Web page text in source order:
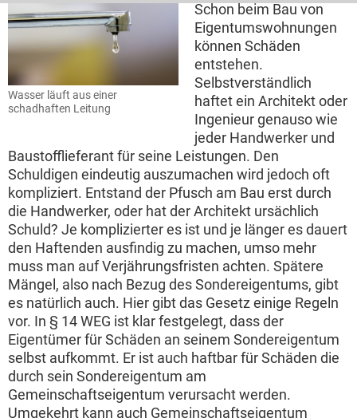
Wasser läuft aus einer
schadhaften Leitung
Schon beim Bau von
Eigentumswohnungen
können Schäden
entstehen.
Selbstverständlich
haftet ein Architekt oder
Ingenieur genauso wie
jeder Handwerker und
Baustofflieferant für seine Leistungen. Den
Schuldigen eindeutig auszumachen wird jedoch oft
kompliziert. Entstand der Pfusch am Bau erst durch
die Handwerker, oder hat der Architekt ursächlich
Schuld? Je komplizierter es ist und je länger es dauert
den Haftenden ausfindig zu machen, umso mehr
muss man auf Verjährungsfristen achten. Spätere
Mängel, also nach Bezug des Sondereigentums, gibt
es natürlich auch. Hier gibt das Gesetz einige Regeln
vor. In § 14 WEG ist klar festgelegt, dass der
Eigentümer für Schäden an seinem Sondereigentum
selbst aufkommt. Er ist auch haftbar für Schäden die
durch sein Sondereigentum am
Gemeinschaftseigentum verursacht werden.
Umgekehrt kann auch Gemeinschaftseigentum